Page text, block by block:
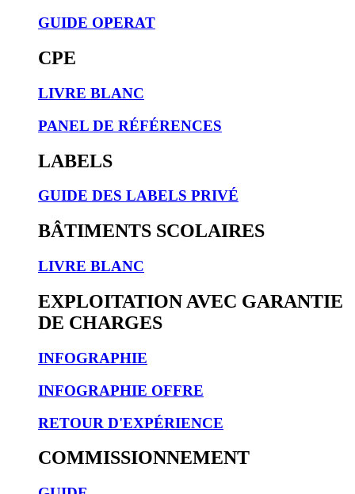
GUIDE OPERAT
CPE
LIVRE BLANC
PANEL DE RÉFÉRENCES
LABELS
GUIDE DES LABELS PRIVÉ
BÂTIMENTS SCOLAIRES
LIVRE BLANC
EXPLOITATION AVEC GARANTIE
DE CHARGES
INFOGRAPHIE
INFOGRAPHIE OFFRE
RETOUR D'EXPÉRIENCE
COMMISSIONNEMENT